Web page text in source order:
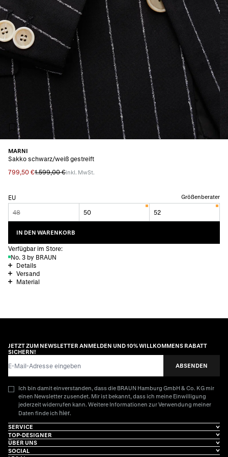
MARNI
Sakko schwarz/weiß gestreift
799,50 €1.599,00 €inkl. MwSt.
EU Größenberater
48 50 52
IN DEN WARENKORB
Verfügbar im Store:
No. 3 by BRAUN
Details
Versand
Material
JETZT ZUM NEWSLETTER ANMELDEN UND 10% WILLKOMMENS RABATT
SICHERN!
ABSENDEN
Ich bin damit einverstanden, dass die BRAUN Hamburg GmbH & Co. KG mir
einen Newsletter zusendet. Mir ist bekannt, dass ich meine Einwilligung
jederzeit widerrufen kann. Weitere Informationen zur Verwendung meiner
Daten finde ich hier.
SERVICE
TOP-DESIGNER
ÜBER UNS
SOCIAL